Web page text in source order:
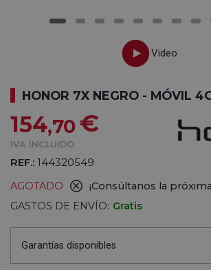
HONOR 7X NEGRO - MÓVIL
154,70€
IVA INCLUIDO
REF.: 144320549
AGOTADO
¡Consúltanos la
GASTOS DE ENVÍO: Gratis
Garantías disponibles